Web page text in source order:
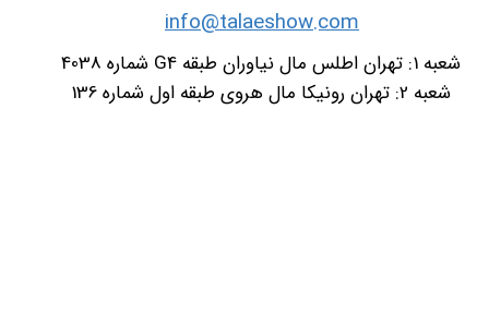
شعبه 1: تهران اطلس مال نیاوران طبقه G4 شماره 4038
شعبه 2: تهران رونیکا مال هروی طبقه اول شماره 136
info@talaeshow.com